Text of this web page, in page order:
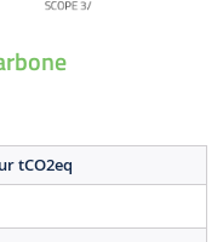
tCO2eq